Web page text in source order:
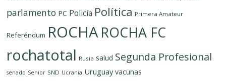
parlamento PC Policía Política Primera Amateur
Referéndum ROCHAROCHA FC
rochatotal Rusia salud Segunda Profesional
senado Senior SND Ucrania Uruguay vacunas